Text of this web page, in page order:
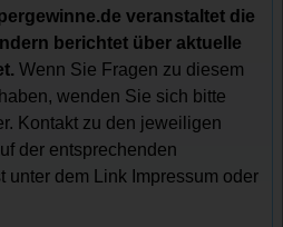
veranstaltet die
berichtet über aktuelle
Wenn Sie Fragen zu diesem
wenden Sie sich bitte
Kontakt zu den jeweiligen
der entsprechenden
unter dem Link Impressum oder